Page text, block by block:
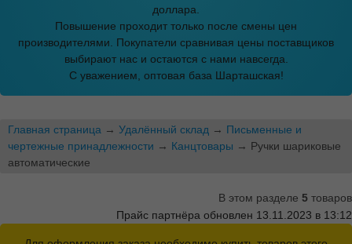
доллара.
Повышение проходит только после смены цен
производителями. Покупатели сравнивая цены поставщиков
выбирают нас и остаются с нами навсегда.
С уважением, оптовая база Шарташская!
Главная страница → Удалённый склад → Письменные и
чертежные принадлежности → Канцтовары → Ручки шариковые
автоматические
В этом разделе 5 товаров
Прайс партнёра обновлен 13.11.2023 в 13:12